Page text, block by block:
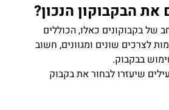
את הבקבוקון הנכון?
של בקבוקונים כאלו, הכוללים
לצרכים שונים ומגוונים, חשוב
בבקבוק.
שיעזרו לבחור את בקבוק